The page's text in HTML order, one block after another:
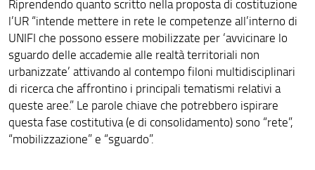
Riprendendo quanto scritto nella proposta di costituzione
l’UR “intende mettere in rete le competenze all’interno di
UNIFI che possono essere mobilizzate per ‘avvicinare lo
sguardo delle accademie alle realtà territoriali non
urbanizzate’ attivando al contempo filoni multidisciplinari
di ricerca che affrontino i principali tematismi relativi a
queste aree.” Le parole chiave che potrebbero ispirare
questa fase costitutiva (e di consolidamento) sono “rete”,
“mobilizzazione” e “sguardo”.
Raccolte museali e collezioni